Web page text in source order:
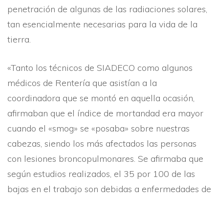
penetración de algunas de las radiaciones solares,
tan esencialmente necesarias para la vida de la
tierra.
«Tanto los técnicos de SIADECO como algunos
médicos de Renterí­a que asistí­an a la
coordinadora que se montó en aquella ocasión,
afirmaban que el í­ndice de mortandad era mayor
cuando el «smog» se «posaba» sobre nuestras
cabezas, siendo los más afectados las personas
con lesiones broncopulmonares. Se afirmaba que
según estudios realizados, el 35 por 100 de las
bajas en el trabajo son debidas a enfermedades de